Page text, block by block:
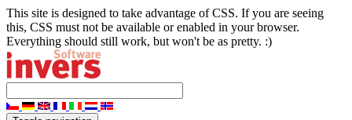
This site is designed to take advantage of CSS. If you are seeing
this, CSS must not be available or enabled in your browser.
Everything should still work, but won't be as pretty. :)